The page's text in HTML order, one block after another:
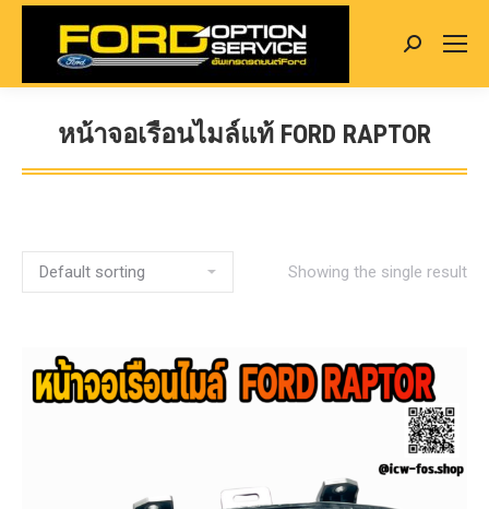
Search:
หน้าจอเรือนไมล์แท้ FORD RAPTOR
You are here:
Showing the single result